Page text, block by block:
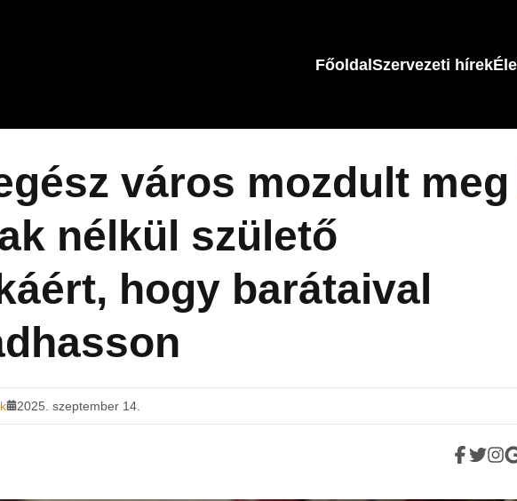
FőoldalSzervezeti hírek
város mozdult meg
nélkül születő
hogy barátaival
2025. szeptember 14.